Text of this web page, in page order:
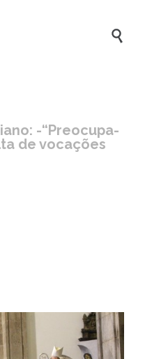

-“Preocupa-
de vocações